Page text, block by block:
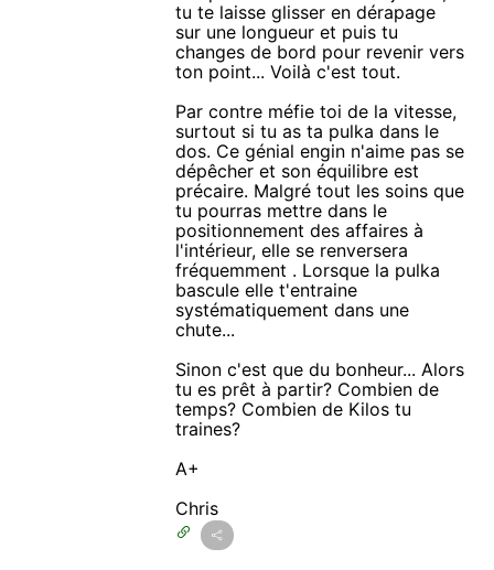
tu te laisse glisser en dérapage
sur une longueur et puis tu
changes de bord pour revenir vers
ton point... Voilà c'est tout.
Par contre méfie toi de la vitesse,
surtout si tu as ta pulka dans le
dos. Ce génial engin n'aime pas se
dépêcher et son équilibre est
précaire. Malgré tout les soins que
tu pourras mettre dans le
positionnement des affaires à
l'intérieur, elle se renversera
fréquemment . Lorsque la pulka
bascule elle t'entraine
systématiquement dans une
chute...
Sinon c'est que du bonheur... Alors
tu es prêt à partir? Combien de
temps? Combien de Kilos tu
traines?
A+
Chris